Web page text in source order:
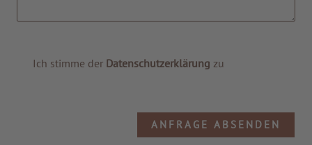
Ich stimme der Datenschutzerklärung zu
ANFRAGE ABSENDEN